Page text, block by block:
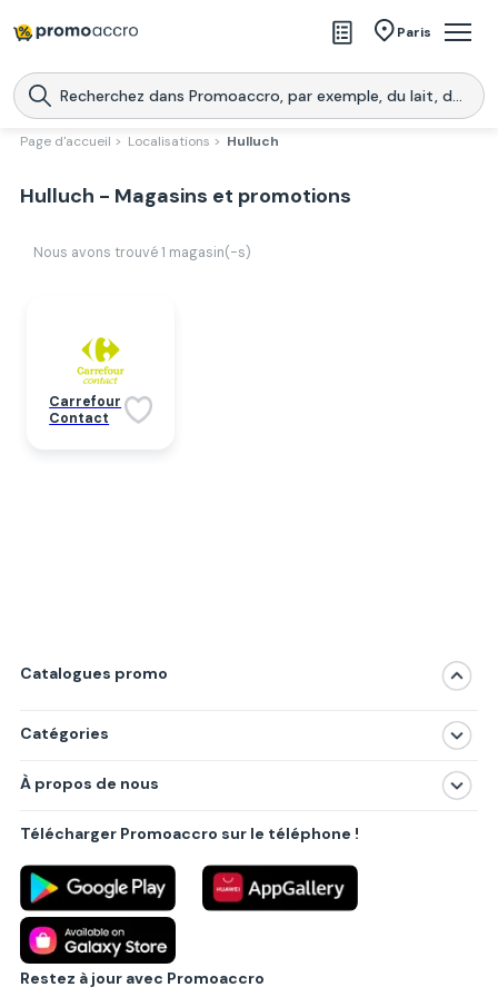
Paris
Magasins
Produits
Promoaccro
Page d'accueil > Localisations > Hulluch
Hulluch - Magasins et promotions
Nous avons trouvé 1 magasin(-s)
Carrefour
Contact
Catalogues promo
Catégories
Produits
Villes principales
À propos de nous
Politique de confidentialité
Règlements
Partenariat B2B
Blog
Contact
Télécharger Promoaccro sur le téléphone !
Restez à jour avec Promoaccro